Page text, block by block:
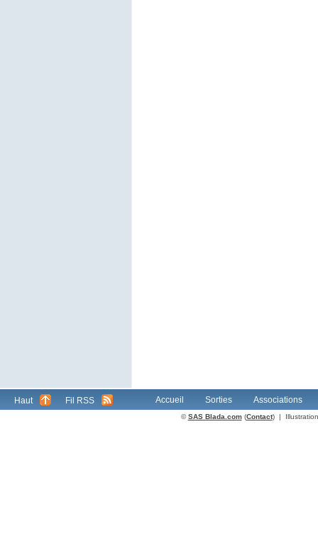
Haut Fil RSS Accueil Sorties Associations
©SAS Blada.com(Contact) |